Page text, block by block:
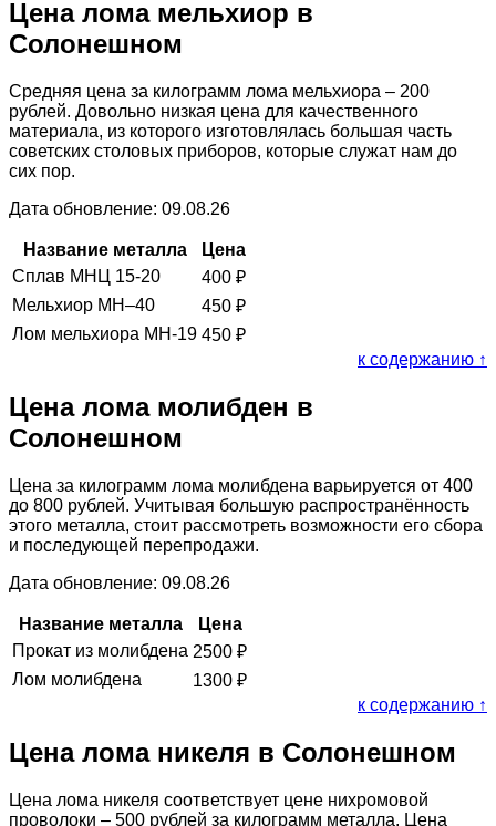
Цена лома мельхиор в
Солонешном
Средняя цена за килограмм лома мельхиора – 200
рублей. Довольно низкая цена для качественного
материала, из которого изготовлялась большая часть
советских столовых приборов, которые служат нам до
сих пор.
Дата обновление: 09.08.26
Название металла
Цена
Сплав МНЦ 15-20
400 ₽
Мельхиор МН–40
450 ₽
Лом мельхиора МН-19 450 ₽
к содержанию ↑
Цена лома молибден в
Солонешном
Цена за килограмм лома молибдена варьируется от 400
до 800 рублей. Учитывая большую распространённость
этого металла, стоит рассмотреть возможности его сбора
и последующей перепродажи.
Дата обновление: 09.08.26
Название металла
Цена
Прокат из молибдена 2500 ₽
Лом молибдена
1300 ₽
к содержанию ↑
Цена лома никеля в Солонешном
Цена лома никеля соответствует цене нихромовой
проволоки – 500 рублей за килограмм металла. Цена